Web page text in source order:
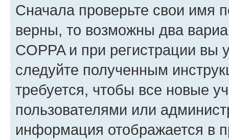
Сначала проверьте свои имя
верны, то возможны два
COPPA и при регистрации вы
следуйте полученным
требуется, чтобы все новые
пользователями или
информация отображается в